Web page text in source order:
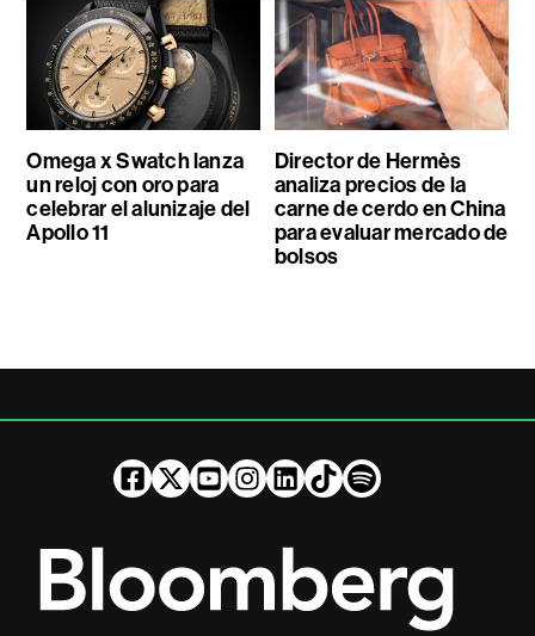
Omega x Swatch lanza
un reloj con oro para
celebrar el alunizaje del
Apollo 11
Director de Hermès
analiza precios de la
carne de cerdo en China
para evaluar mercado de
bolsos